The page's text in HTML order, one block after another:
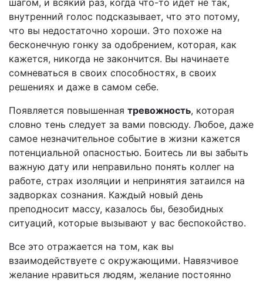
шагом, и всякий раз, когда что-то идет не так,
внутренний голос подсказывает, что это потому,
что вы недостаточно хороши. Это похоже на
бесконечную гонку за одобрением, которая, как
кажется, никогда не закончится. Вы начинаете
сомневаться в своих способностях, в своих
решениях и даже в самом себе.
Появляется повышенная тревожность, которая
словно тень следует за вами повсюду. Любое, даже
самое незначительное событие в жизни кажется
потенциальной опасностью. Боитесь ли вы забыть
важную дату или неправильно понять коллег на
работе, страх изоляции и непринятия затаился на
задворках сознания. Каждый новый день
преподносит массу, казалось бы, безобидных
ситуаций, которые вызывают у вас беспокойство.
Все это отражается на том, как вы
взаимодействуете с окружающими. Навязчивое
желание нравиться людям, желание постоянно